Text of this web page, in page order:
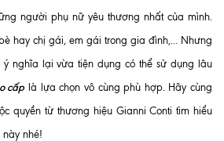
người phụ nữ yêu thương nhất của mình.
hay chị gái, em gái trong gia đình,... Nhưng
nghĩa lại vừa tiện dụng có thể sử dụng lâu
cấp là lựa chọn vô cùng phù hợp. Hãy cùng
quyền từ thương hiệu Gianni Conti tìm hiểu
nhé!